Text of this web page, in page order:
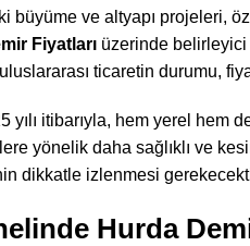
büyüme ve altyapı projeleri,
Fiyatları üzerinde belirleyici
ticaretin durumu,
yılı itibarıyla, hem yerel hem
yönelik daha sağlıklı ve
dikkatle izlenmesi
Hurda